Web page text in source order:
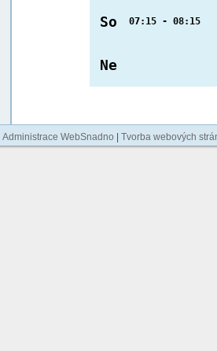
So 07:15 - 08:15
Ne
Administrace WebSnadno Tvorba webových